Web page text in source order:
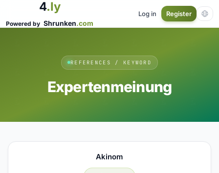
4.ly
Powered by Shrunken.com
Log in Register
REFERENCES / KEYWORD
Expertenmeinung
Akinom